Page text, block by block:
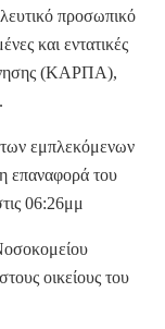
προσωπικό
και εντατικές
(ΚΑΡΠΑ),
εμπλεκόμενων
επαναφορά του
06:26μμ
οικείους του